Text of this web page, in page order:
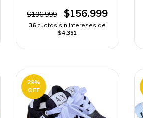
$196.999 $156.999
36 cuotas sin intereses de
$4.361
29%
OFF